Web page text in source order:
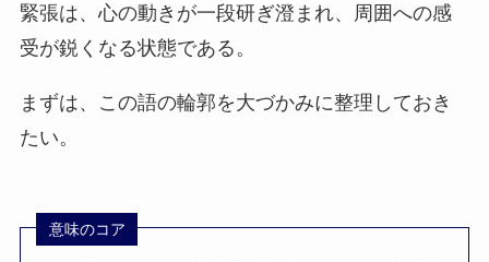
緊張は、心の動きが一段研ぎ澄まれ、周囲への感
受が鋭くなる状態である。
まずは、この語の輪郭を大づかみに整理しておき
たい。
意味のコア